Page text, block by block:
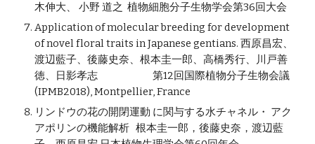
木伸大、 小野 道之 植物細胞分子生物学会第36回大会
Application of molecular breeding for development
of novel floral traits in Japanese gentians. 西原昌宏、
渡辺藍子、後藤史奈、根本圭一郎、高橋秀行、川戸善
徳、日影孝志 第12回国際植物分子生物会議
(IPMB2018), Montpellier, France
リンドウの花の開閉運動 に関与する水チャネル・ アク
アポリンの機能解析 根本圭一郎，後藤史奈，渡辺藍